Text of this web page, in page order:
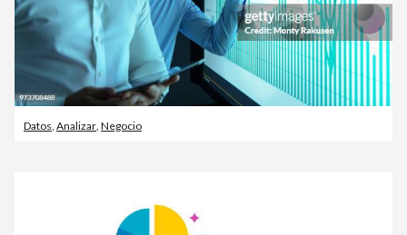
Datos Analizar Negocio